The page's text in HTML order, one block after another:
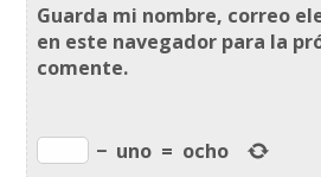
Guarda mi nombre, correo
en este navegador para la
comente.
− uno = ocho